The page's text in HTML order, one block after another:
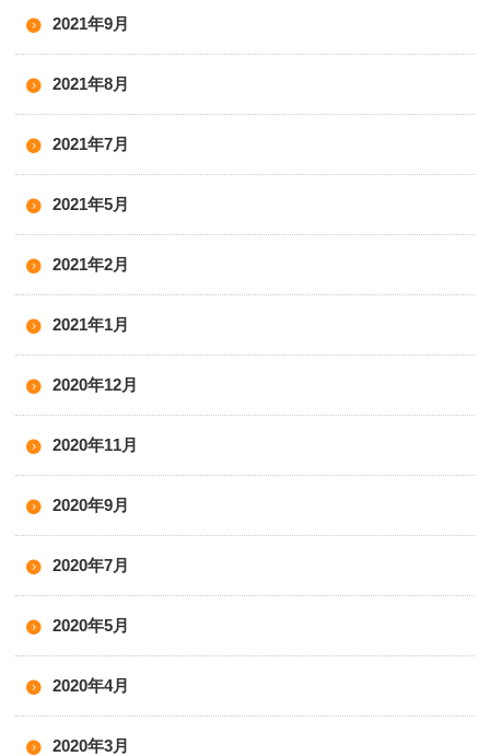
2021年9月
2021年8月
2021年7月
2021年5月
2021年2月
2021年1月
2020年12月
2020年11月
2020年9月
2020年7月
2020年5月
2020年4月
2020年3月